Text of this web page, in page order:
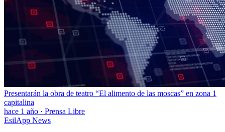
Presentarán la obra de teatro “El alimento de las moscas” en zona 1
capitalina
hace 1 año · Prensa Libre
EsilApp News